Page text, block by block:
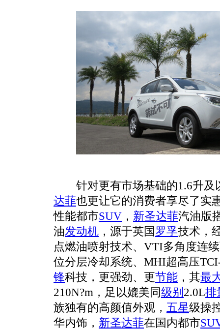
针对更有市场基础的1.6升及
达菲也更让它的消费者享尽了实
性能都市SUV ， 新圣达菲汽油版
油发动机 ，源于英国 罗孚技术，
点燃油喷射技术、 VTI多角度连
位分层冷却系统、 MHI超高压
锋科技，更强劲、更节能 ，其最
210N?m ，足以媲美同级别 2.0L排
族独有的高颜值外观， 五星级操
华内饰， 新圣达菲在国内都市